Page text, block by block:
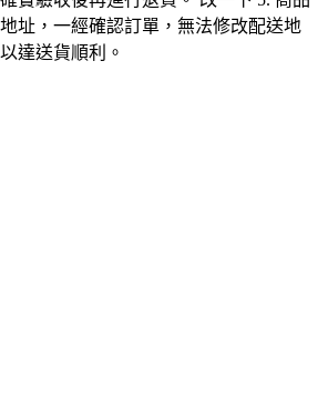
址，一經確認訂單，無法修改配送地
達送貨順利。